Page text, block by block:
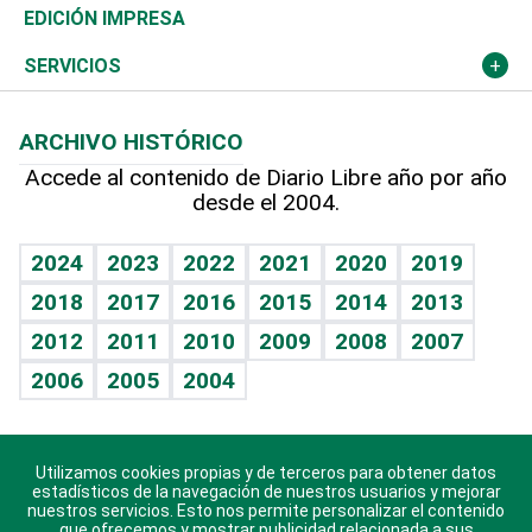
Caribe
Resto del mundo
Global y variable
Economía personal
Novedades
Podcast Arte Libre
Hablando con el pediatra
Vida y familia
Eñe
Celebrando la vida
Sin complejos
En pocas palabras
Escuchando al corazón
Olimpismo
Más deportes
TBT Deportivo
Noticiero Poteleche
Columnistas
Más firmas
Martes de tecnología
Cambio climático
Deportes
Opinión
Hecho en casa
Guía del dinero
EDICIÓN IMPRESA
SERVICIOS
Cumpleaños
Horóscopos
Crucigramas
ARCHIVO HISTÓRICO
Accede al contenido de Diario Libre año por año
desde el 2004.
2024 2023 2022 2021 2020
2019
2018
2017 2016 2015 2014
2013
2012
2011 2010 2009 2008
2007
2006
2005 2004
Descarga nuestras aplicaciones para Android, iOS y
sistema Huawei.
Utilizamos cookies propias y de terceros para obtener datos
estadísticos de la navegación de nuestros usuarios y mejorar
nuestros servicios. Esto nos permite personalizar el contenido